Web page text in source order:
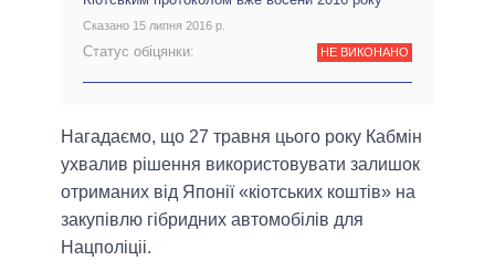
Сказано 15 липня 2016 р.
Статус обіцянки: НЕ ВИКОНАНО
Нагадаємо, що 27 травня цього року Кабмін
ухвалив рішення використовувати залишок
отриманих від Японії «кіотських коштів» на
закупівлю гібридних автомобілів для
Нацполіціі.